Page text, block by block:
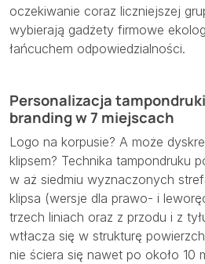
oczekiwanie coraz liczniejszej
wybierają gadżety firmowe
łańcuchem odpowiedzialności.
Personalizacja
branding w 7 miejscach
Logo na korpusie? A może
klipsem? Technika tampondruku
w aż siedmiu wyznaczonych
klipsa (wersje dla prawo- i
trzech liniach oraz z przodu i z
wtłacza się w strukturę
nie ściera się nawet po około 10